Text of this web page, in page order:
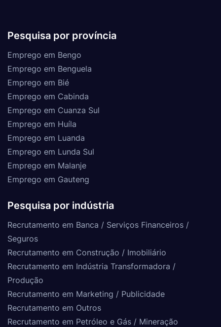
Pesquisa por província
Emprego em Bengo
Emprego em Benguela
Emprego em Bié
Emprego em Cabinda
Emprego em Cuanza Sul
Emprego em Huíla
Emprego em Luanda
Emprego em Lunda Sul
Emprego em Malanje
Emprego em Gauteng
Pesquisa por indústria
Recrutamento em Banca / Serviços Financeiros /
Seguros
Recrutamento em Construção / Imobiliário
Recrutamento em Indústria Transformadora /
Produção
Recrutamento em Marketing / Publicidade
Recrutamento em Outros
Recrutamento em Petróleo e Gás / Mineração